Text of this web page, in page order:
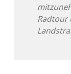
Radtour